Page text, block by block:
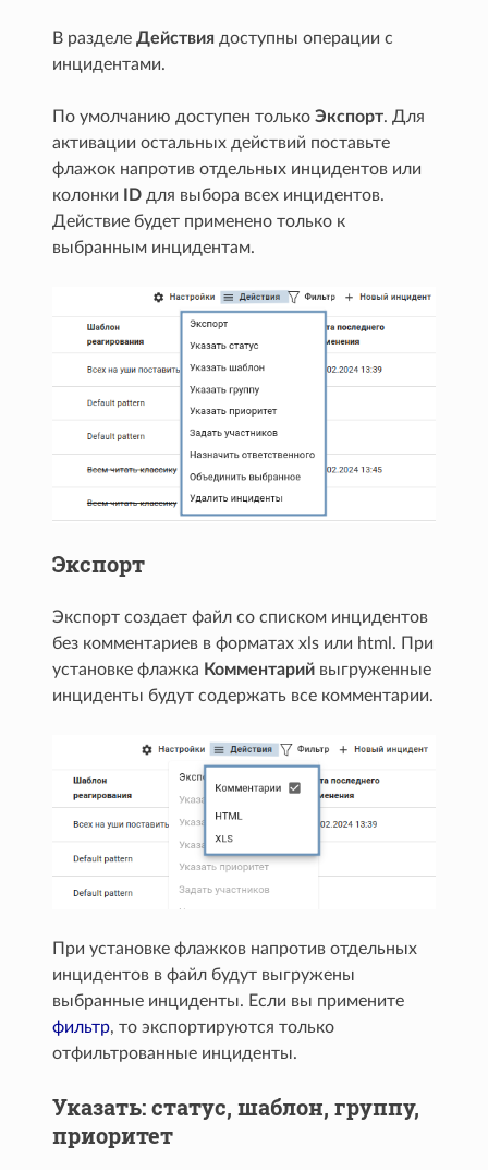
В разделеДействия доступны операции с
инцидентами.
По умолчанию доступен толькоЭкспорт. Для
активации остальных действий поставьте
флажок напротив отдельных инцидентов или
колонки
ID для выбора всех инцидентов.
Действие будет применено только к
выбранным инцидентам.
Экспорт
Экспорт создает файл со списком инцидентов
без комментариев в форматах xls или html. При
установке флажка Комментарий выгруженные
инциденты будут содержать все комментарии.
При установке флажков напротив отдельных
инцидентов в файл будут выгружены
выбранные инциденты. Если вы примените
фильтр, то экспортируются только
отфильтрованные инциденты.
Указать: статус, шаблон, группу,
приоритет